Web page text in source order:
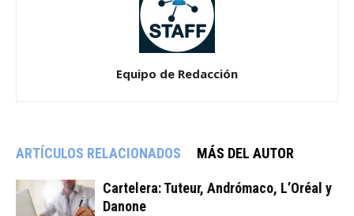
Equipo de Redacción
ARTÍCULOS RELACIONADOS MÁS DEL AUTOR
Cartelera: Tuteur, Andrómaco, L’Oréal y
Danone